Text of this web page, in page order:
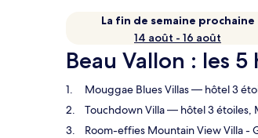
La fin de semaine prochaine
14 août - 16 août
Beau Vallon : les
Mouggae Blues Villas— hôtel 3
Touchdown Villa— hôtel 3 étoiles,
Room-effies Mountain View Villa -